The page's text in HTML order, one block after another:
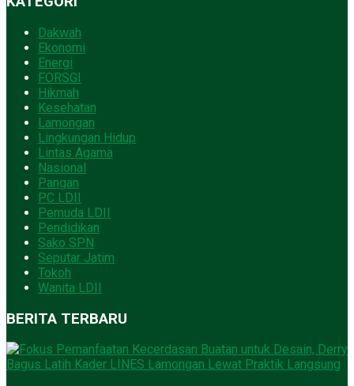
Dakwah
Ekonomi
Energi
FORSGI
Hikmah
Kesehatan
Lamongan
Lingkungan Hidup
Lintas Agama
Nasional
Pangan
PC LDII
Pemuda LDII
Pendidikan
Sako SPN
Seputar Jatim
Tokoh
Wanita LDII
BERITA TERBARU